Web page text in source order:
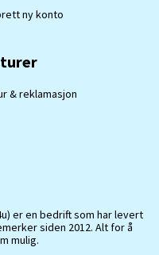
ny konto
& reklamasjon
er en bedrift som har levert
siden 2012. Alt for å
mulig.